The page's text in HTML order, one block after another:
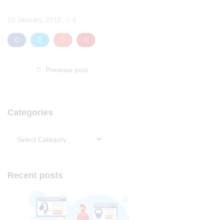
10 January, 2018 0
Previous post
Categories
Recent posts